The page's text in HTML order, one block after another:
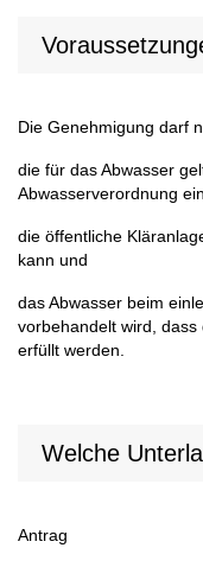
Die Genehmigung darf
die für das Abwasser
Abwasserverordnung
die öffentliche
kann und
das Abwasser beim
vorbehandelt wird,
erfüllt werden.
Welche
Antrag